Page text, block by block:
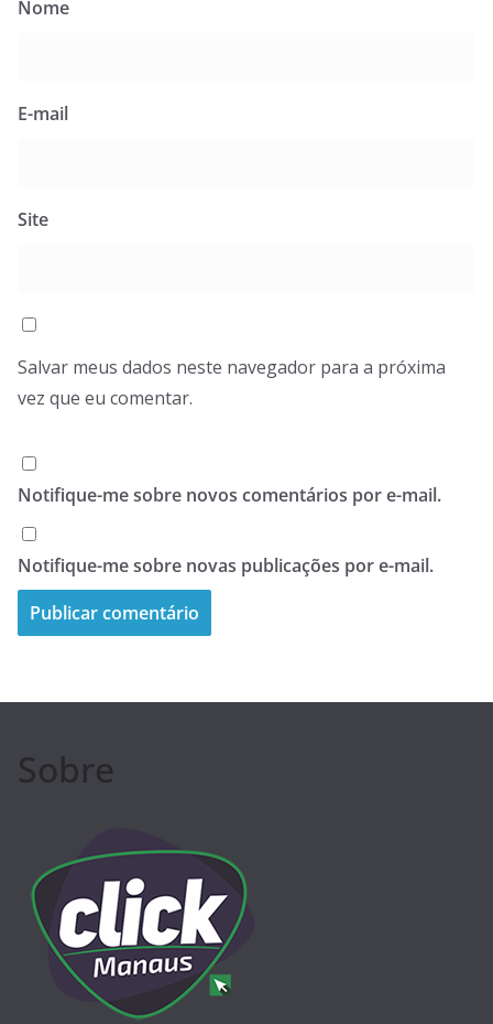
Nome
E-mail
Site
Salvar meus dados neste navegador para a próxima
vez que eu comentar.
Notifique-me sobre novos comentários por e-mail.
Notifique-me sobre novas publicações por e-mail.
Sobre